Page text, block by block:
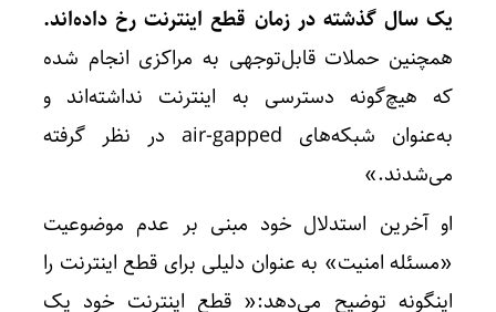
یک سال گذشته در زمان قطع اینترنت رخ داده‌اند.
همچنین حملات قابل‌توجهی به مراکزی انجام شده
که هیچ‌گونه دسترسی به اینترنت نداشته‌اند و
به‌عنوان شبکه‌های air-gapped در نظر گرفته
می‌شدند.»
او آخرین استدلال خود مبنی بر عدم موضوعیت
«مسئله امنیت» به عنوان دلیلی برای قطع اینترنت را
اینگونه توضیح می‌دهد:« قطع اینترنت خود یک